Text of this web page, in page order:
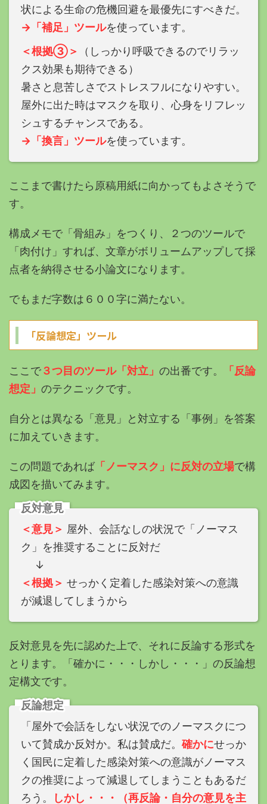
状による生命の危機回避を最優先にすべきだ。
→「補足」ツールを使っています。
＜根拠③＞
（しっかり呼吸できるのでリラッ
クス効果も期待できる）
暑さと息苦しさでストレスフルになりやすい。
屋外に出た時はマスクを取り、心身をリフレッ
シュするチャンスである。
→「換言」ツールを使っています。
ここまで書けたら原稿用紙に向かってもよさそうで
す。
構成メモで「骨組み」をつくり、２つのツールで
「肉付け」すれば、文章がボリュームアップして採
点者を納得させる小論文になります。
でもまだ字数は６００字に満たない。
「反論想定」ツール
ここで ３つ目のツール「対立」 の出番です。
「反論
想定」 のテクニックです。
自分とは異なる「意見」と対立する「事例」を答案
に加えていきます。
この問題であれば「ノーマスク」に反対の立場で構
成図を描いてみます。
反対意見
＜意見＞ 屋外、会話なしの状況で「ノーマス
ク」を推奨することに反対だ
↓
＜根拠＞ せっかく定着した感染対策への意識
が減退してしまうから
反対意見を先に認めた上で、それに反論する形式を
とります。「確かに・・・しかし・・・」の反論想
定構文です。
反論想定
「屋外で会話をしない状況でのノーマスクにつ
いて賛成か反対か。私は賛成だ。 確かにせっか
く国民に定着した感染対策への意識がノーマス
クの推奨によって減退してしまうこともあるだ
ろう。
しかし・・・（再反論・自分の意見を主